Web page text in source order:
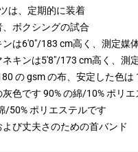
は、定期的に装着
ボクシングの試合
ンは6'0"/183 cm高く、測定媒
ネキンは5'8"/173 cm高く、測
の gsm の布、安定した色は
色です 90% の綿/10% ポリ
/50% ポリエステルです
よび丈夫さのための首バンド